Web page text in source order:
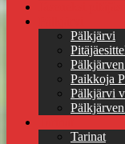
Pälkjärvi
Paikkoja
Pälkjärvi
Tarinat